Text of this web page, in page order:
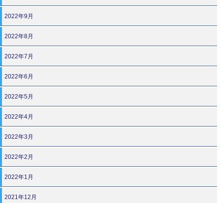
2022年9月
2022年8月
2022年7月
2022年6月
2022年5月
2022年4月
2022年3月
2022年2月
2022年1月
2021年12月